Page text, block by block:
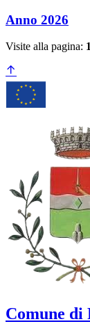
Anno 2026
Visite alla pagina:
Comune di